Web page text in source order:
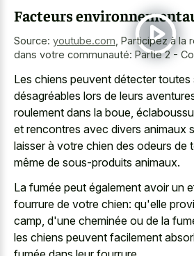
Facteurs
Source: youtube.com Participez à la
dans votre communauté: Partie 2 -
Les chiens peuvent détecter
désagréables lors de leurs
roulement dans la boue,
et rencontres avec divers animaux
laisser à votre chien des odeurs de
même de sous-produits animaux.
La fumée peut également avoir un
fourrure de votre chien: qu'elle
camp, d'une cheminée ou de la
les chiens peuvent facilement